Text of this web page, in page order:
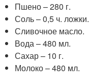
Пшено – 280 г.
Соль – 0,5 ч. ложки.
Сливочное масло.
Вода – 480 мл.
Сахар – 10 г.
Молоко – 480 мл.